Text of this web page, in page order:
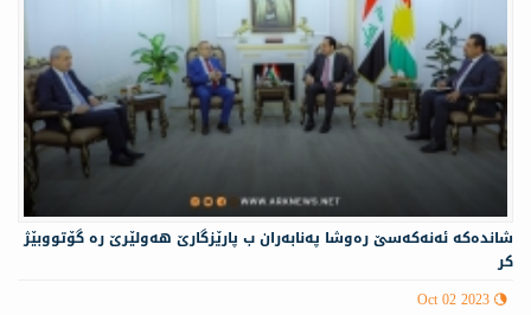
شانده‌كه‌ ئە‌نەكەسێ ره‌وشا په‌نابه‌ران ب پارێزگارێ هه‌ولێرێ ره‌ گۆتووبێژ
كر
Oct 02 2023